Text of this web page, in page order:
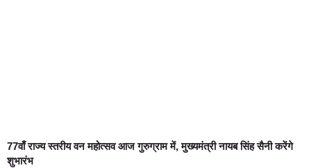
77वाँ राज्य स्तरीय वन महोत्सव आज गुरुग्राम में, मुख्यमंत्री नायब सिंह सैनी करेंगे
शुभारंभ